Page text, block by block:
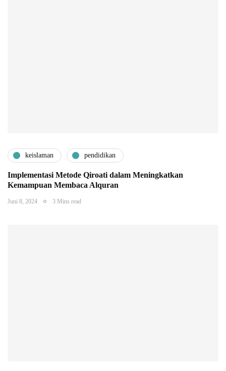
keislaman pendidikan
Implementasi Metode Qiroati dalam Meningkatkan
Kemampuan Membaca Alquran
Juni 8, 2024 3 Mins read